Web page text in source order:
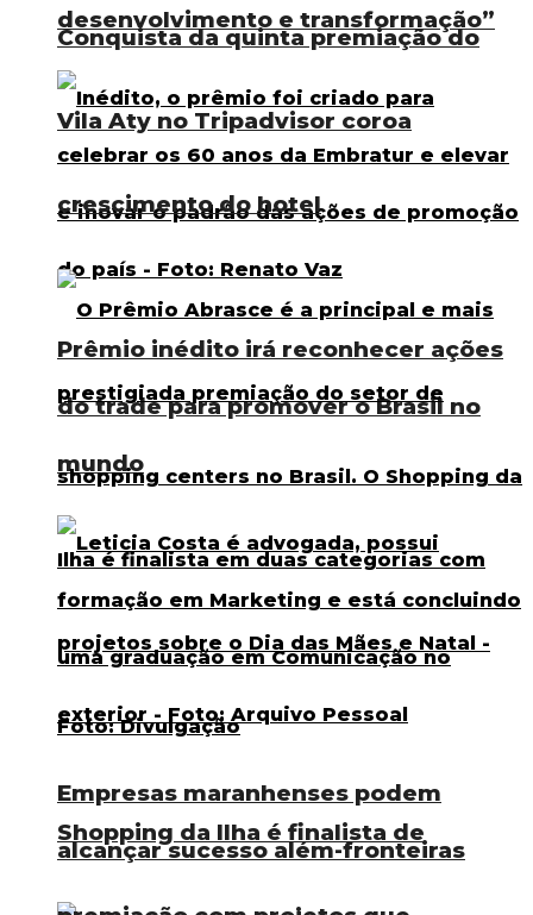
desenvolvimento e transformação”
Prêmio inédito irá reconhecer ações
do trade para promover o Brasil no
mundo
Empresas maranhenses podem
alcançar sucesso além-fronteiras
Conquista da quinta premiação do
Vila Aty no Tripadvisor coroa
crescimento do hotel
Shopping da Ilha é finalista de